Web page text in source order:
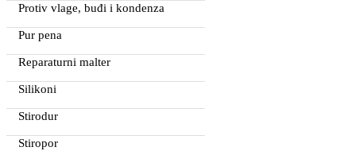
Protiv vlage, buđi i kondenza
Pur pena
Reparaturni malter
Silikoni
Stirodur
Stiropor